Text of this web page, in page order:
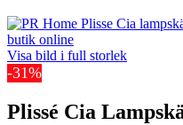
Visa bild i full storlek
-31%
Plissé Cia